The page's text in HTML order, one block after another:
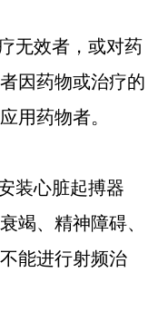
无效者，或对药
因药物或治疗的
用药物者。
装心脏起搏器
竭、精神障碍、
能进行射频治